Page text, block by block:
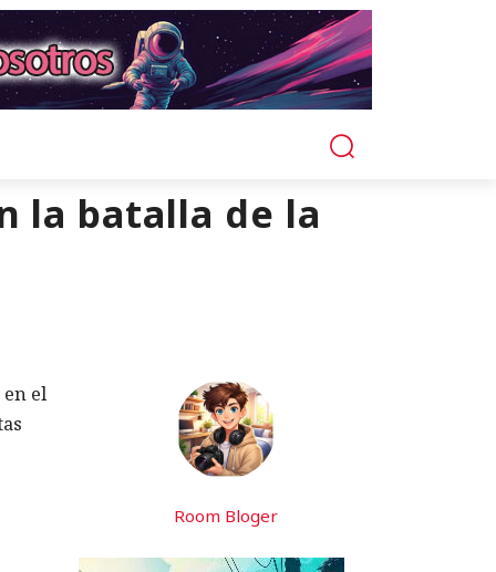
la batalla de la
el
Room Bloger